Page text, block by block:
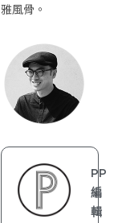
雅風骨。
PP
編
輯